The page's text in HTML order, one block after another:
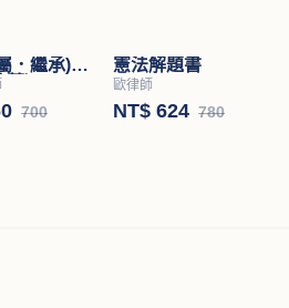
．繼承)
）
700
憲法解題書
歐律師
NT$ 624 780